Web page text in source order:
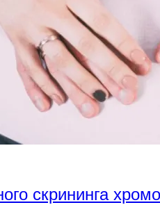
скрининга